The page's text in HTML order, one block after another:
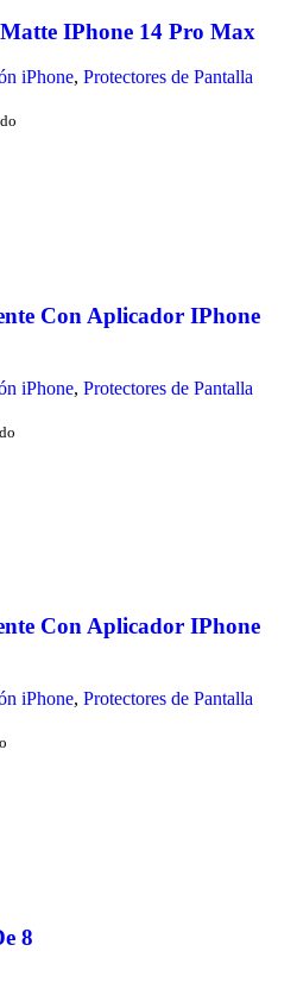
IPhone 14 Pro Max
iPhone, Protectores de Pantalla
Con Aplicador IPhone
iPhone, Protectores de Pantalla
Con Aplicador IPhone
iPhone, Protectores de Pantalla
8